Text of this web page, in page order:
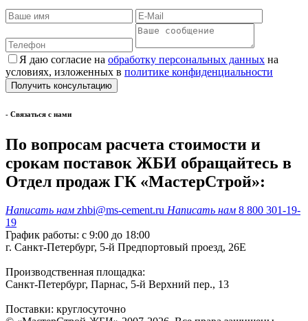
Я даю согласие на обработку персональных данных на
условиях, изложенных в политике конфиденциальности
- Cвязаться с нами
По вопросам расчета стоимости и
срокам поставок ЖБИ обращайтесь в
Отдел продаж ГК «МастерСтрой»:
Написать нам zhbi@ms-cement.ru Написать нам 8 800 301-19-
19
График работы: с 9:00 до 18:00
г. Санкт-Петербург, 5-й Предпортовый проезд, 26Е
Производственная площадка:
Санкт-Петербург, Парнас, 5-й Верхний пер., 13
Поставки: круглосуточно